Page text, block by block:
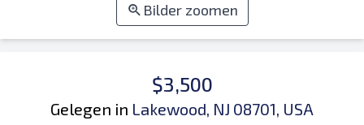
Bilder zoomen
$3,500
Gelegen in Lakewood, NJ 08701, USA